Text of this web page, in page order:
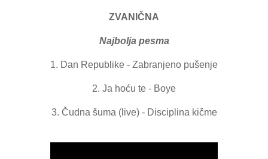
ZVANIČNA
Najbolja pesma
1. Dan Republike - Zabranjeno pušenje
2. Ja hoću te - Boye
3. Čudna šuma (live) - Disciplina kičme